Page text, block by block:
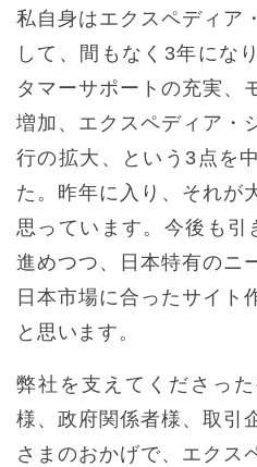
私自身はエクスペディア
して、間もなく3年にな
タマーサポートの充実、
増加、エクスペディア・
行の拡大、という3点を
た。昨年に入り、それが
思っています。今後も引
進めつつ、日本特有のニ
日本市場に合ったサイト
と思います。
弊社を支えてくださっ
様、政府関係者様、取引
さまのおかげで、エクス